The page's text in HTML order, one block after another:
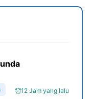
12 Jam yang lalu